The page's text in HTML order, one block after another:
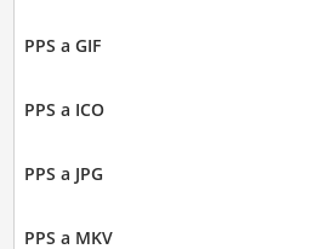
PPS a GIF
PPS a ICO
PPS a JPG
PPS a MKV